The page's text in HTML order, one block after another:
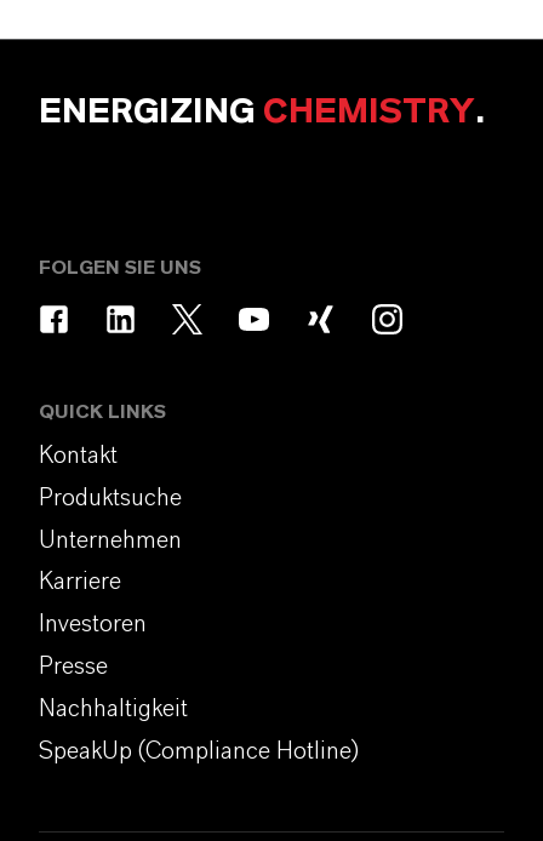
ENERGIZING CHEMISTRY.
FOLGEN SIE UNS
QUICK LINKS
Kontakt
Produktsuche
Unternehmen
Karriere
Investoren
Presse
Nachhaltigkeit
SpeakUp (Compliance Hotline)